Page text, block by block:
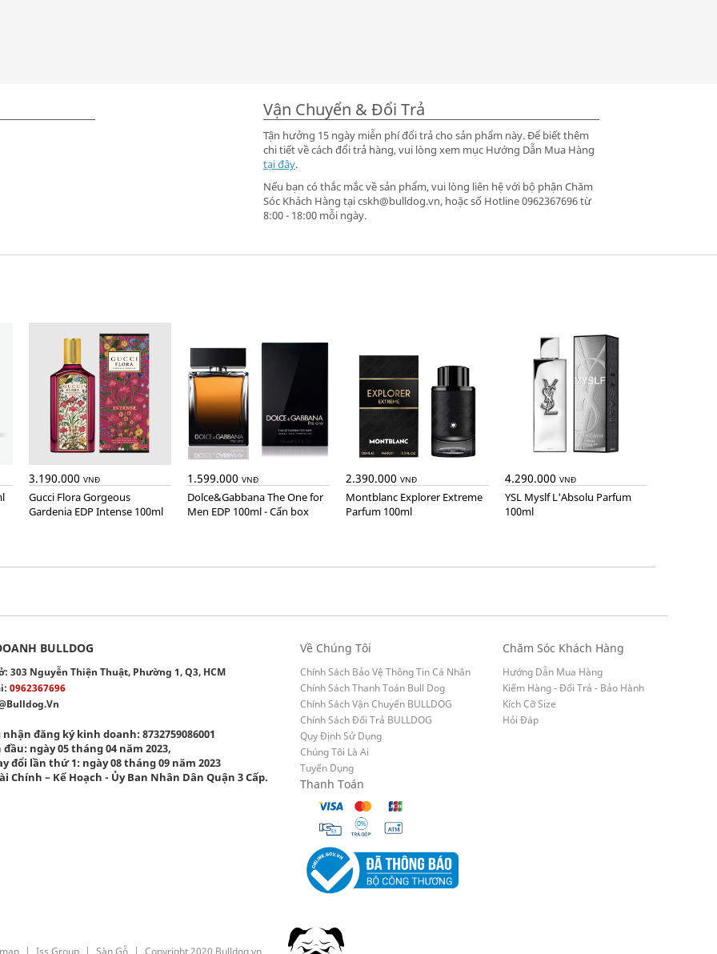
Vận Chuyển & Đổi Trả
Tận hưởng 15 ngày miễn phí đổi trả cho sản phẩm này. Để biết thêm
chi tiết về cách đổi trả hàng, vui lòng xem mục Hướng Dẫn Mua Hàng
tại đây.
Nếu bạn có thắc mắc về sản phẩm, vui lòng liên hệ với bộ phận Chăm
Sóc Khách Hàng tại cskh@bulldog.vn, hoặc số Hotline 0962367696 từ
8:00 - 18:00 mỗi ngày.
3.190.000 VNĐ
Gucci Flora Gorgeous
Gardenia EDP Intense 100ml
1.599.000 VNĐ
Dolce&Gabbana The One for
Men EDP 100ml - Cấn box
2.390.000VNĐ
Montblanc Explorer Extreme
Parfum 100ml
4.290.000 VNĐ
YSL Myslf L'Absolu Parfum
100ml
BULLDOG
303 Nguyễn Thiện Thuật, Phường 1, Q3, HCM
0962367696
đăng ký kinh doanh: 8732759086001
ngày 05 tháng 04 năm 2023,
đổi lần thứ 1: ngày 08 tháng 09 năm 2023
Chính – Kế Hoạch - Ủy Ban Nhân Dân Quận 3 Cấp.
Về Chúng Tôi
Chính Sách Bảo Vệ Thông Tin Cá Nhân
Chính Sách Thanh Toán Bull Dog
Chính Sách Vận Chuyển BULLDOG
Chính Sách Đổi Trả BULLDOG
Quy Định Sử Dụng
Chúng Tôi Là Ai
Tuyển Dụng
Chăm Sóc Khách Hàng
Hướng Dẫn Mua Hàng
Kiểm Hàng - Đổi Trả - Bảo Hành
Kích Cỡ Size
Hỏi Đáp
Thanh Toán